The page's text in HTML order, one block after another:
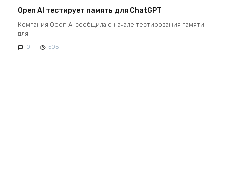
Open AI тестирует память для ChatGPT
Компания Open AI сообщила о начале тестирования памяти
для
0 505